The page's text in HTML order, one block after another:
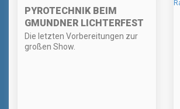
PYROTECHNIK BEIM
GMUNDNER LICHTERFEST
Die letzten Vorbereitungen zur
großen Show.